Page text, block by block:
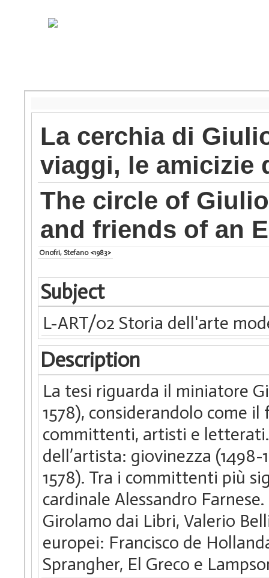
La cerchia di
viaggi, le amicizie
The circle of
and friends of an
Onofri, Stefano <1983>
Subject
L-ART/02 Storia dell'arte
Description
La tesi riguarda il miniatore
1578), considerandolo come
committenti, artisti e
dell’artista: giovinezza (1498-
1578). Tra i committenti più
cardinale Alessandro
Girolamo dai Libri, Valerio
europei: Francisco de
Sprangher, El Greco e